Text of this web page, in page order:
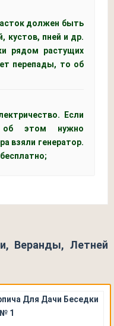
должен быть
кустов, пней и др.
рядом растущих
перепады, то об
Если
об этом нужно
взяли генератор.
Веранды, Летней